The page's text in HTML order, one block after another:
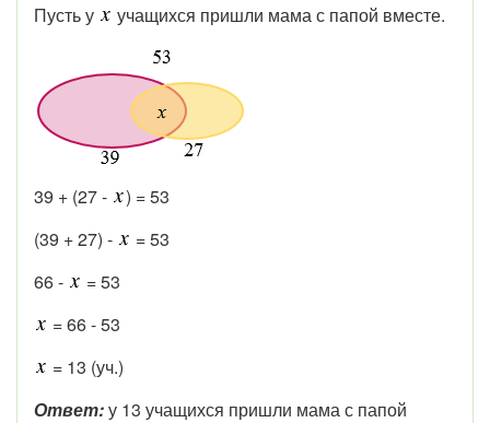
Пусть у учащихся пришли мама с папой вместе.
39 + (27 -
) = 53
(39 + 27) -
= 53
66 -
= 53
= 66 - 53
= 13 (уч.)
Ответ:у 13 учащихся пришли мама с папой